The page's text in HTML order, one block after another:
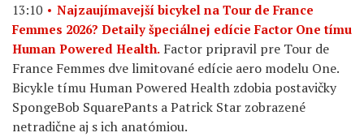
13:10
Najzaujímavejší bicykel na Tour de France
Femmes 2026? Detaily špeciálnej edície Factor One tímu
Human Powered Health. Factor pripravil pre Tour de
France Femmes dve limitované edície aero modelu One.
Bicykle tímu Human Powered Health zdobia postavičky
SpongeBob SquarePants a Patrick Star zobrazené
netradične aj s ich anatómiou.